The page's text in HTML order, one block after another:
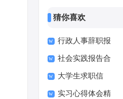
猜你喜欢
行政人事辞职报
告 社会实践报告合
集15篇大学生求职信
【荐】实习心得体会精